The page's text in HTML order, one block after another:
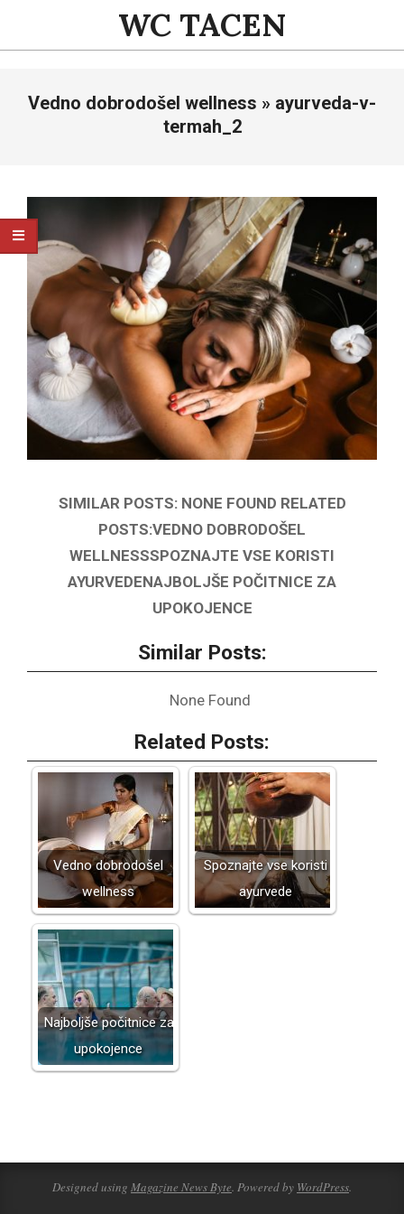
content
WC TACEN
NavigationVedno dobrodošel wellness » ayurveda-v-
termah_2
SIMILAR POSTS: NONE FOUND RELATED
POSTS:VEDNO DOBRODOŠEL
WELLNESSSPOZNAJTE VSE KORISTI
AYURVEDENAJBOLJŠE POČITNICE ZA
UPOKOJENCE
Similar Posts:
None Found
Related Posts:
Vedno dobrodošel
wellness
Spoznajte vse koristi
ayurvede
Najboljše počitnice za
upokojence
Designed using Magazine News Byte. Powered by WordPress.